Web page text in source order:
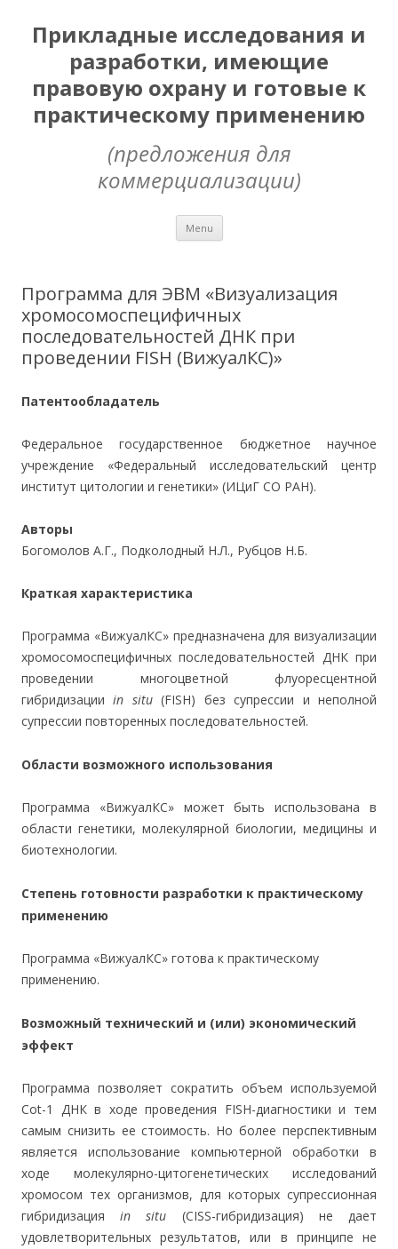
Прикладные исследования и
разработки, имеющие
правовую охрану и готовые к
практическому применению
(предложения для
коммерциализации)
Menu Skip
content
Программа для ЭВМ «Визуализация
хромосомоспецифичных
последовательностей ДНК при
проведении FISH (ВижуалКС)»
Патентообладатель
Федеральное государственное бюджетное научное
учреждение «Федеральный исследовательский центр
институт цитологии и генетики» (ИЦиГ СО РАН).
Авторы
Богомолов А.Г., Подколодный Н.Л., Рубцов Н.Б.
Краткая характеристика
Программа «ВижуалКС» предназначена для визуализации
хромосомоспецифичных последовательностей ДНК при
проведении многоцветной флуоресцентной
гибридизацииin situ(FISH) без супрессии и неполной
супрессии повторенных последовательностей.
Области возможного использования
Программа «ВижуалКС» может быть использована в
области генетики, молекулярной биологии, медицины и
биотехнологии.
Степень готовности разработки к практическому
применению
Программа «ВижуалКС» готова к практическому
применению.
Возможный технический и (или) экономический
эффект
Программа позволяет сократить объем используемой
Cot-1 ДНК в ходе проведения FISH-диагностики и тем
самым снизить ее стоимость. Но более перспективным
является использование компьютерной обработки в
ходе молекулярно-цитогенетических исследований
хромосом тех организмов, для которых супрессионная
гибридизацияin situ (CISS-гибридизация) не дает
удовлетворительных результатов, или в принципе не